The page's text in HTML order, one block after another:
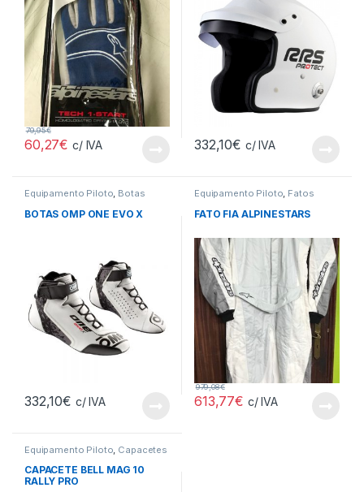
60,27€
79,95€
c/ IVA 332,10€ c/ IVA
Equipamento Piloto, Botas
BOTAS OMP ONE EVO X
332,10€ c/ IVA
Equipamento Piloto, Fatos
FATO FIA ALPINESTARS
613,77€
979,08€
c/ IVA
Equipamento Piloto Capacetes
CAPACETE BELL MAG 10
RALLY PRO